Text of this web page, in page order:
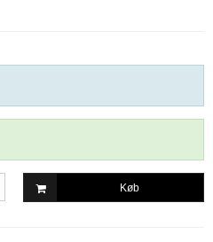
Køb